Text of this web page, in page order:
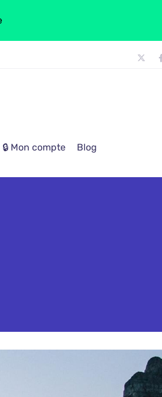
🔒 Mon compte Blog